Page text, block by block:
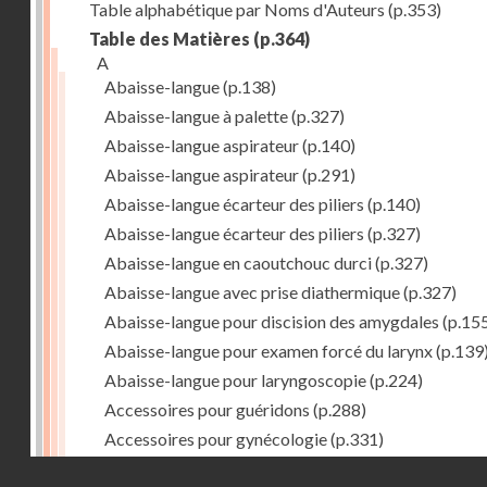
Table alphabétique par Noms d'Auteurs (p.353)
Table des Matières (p.364)
A
Abaisse-langue(p.138)
Abaisse-langue à palette(p.327)
Abaisse-langue aspirateur(p.140)
Abaisse-langue aspirateur(p.291)
Abaisse-langue écarteur des piliers (p.140)
Abaisse-langue écarteur des piliers (p.327)
Abaisse-langue en caoutchouc durci(p.327)
Abaisse-langue avec prise diathermique(p.327)
Abaisse-langue pour discision des amygdales
Abaisse-langue pour examen forcé du larynx
Abaisse-langue pour laryngoscopie(p.224)
Accessoires pour guéridons (p.288)
Accessoires pour gynécologie(p.331)